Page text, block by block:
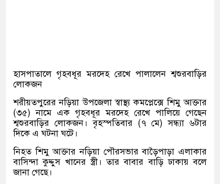
হাসপাতালে গৃহবধূর মরদেহ রেখে পালালেন শ্বশুরবাড়ির
লোকজন
শরীয়তপুরের নড়িয়া উপজেলা স্বাস্থ্য কমপ্লেক্সে শিমু আক্তার
(৩৫) নামে এক গৃহবধূর মরদেহ রেখে পালিয়ে গেছেন
শ্বশুরবাড়ির লোকজন। বৃহস্পতিবার (৭ মে) সন্ধ্যা ৬টার
দিকে এ ঘটনা ঘটে।
নিহত শিমু আক্তার নড়িয়া পৌরসভার বাড়ৈপাড়া এলাকার
বাসিন্দা কুদ্দুস খানের স্ত্রী। তার বাবার বাড়ি ঢাকায় বলে
জানা গেছে।